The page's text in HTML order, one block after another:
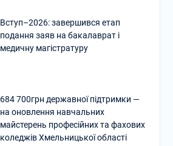
Вступ–2026: завершився етап
подання заяв на бакалаврат і
медичну магістратуру
684 700грн державної підтримки —
на оновлення навчальних
майстерень професійних та фахових
коледжів Хмельницької області